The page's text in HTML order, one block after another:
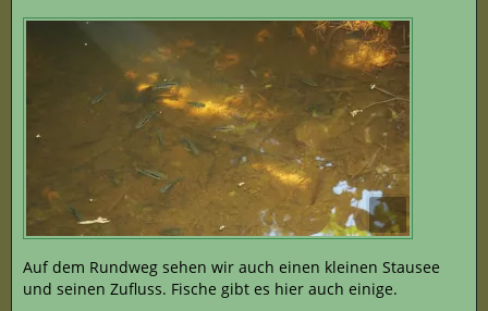
Auf dem Rundweg sehen wir auch einen kleinen Stausee
und seinen Zufluss. Fische gibt es hier auch einige.